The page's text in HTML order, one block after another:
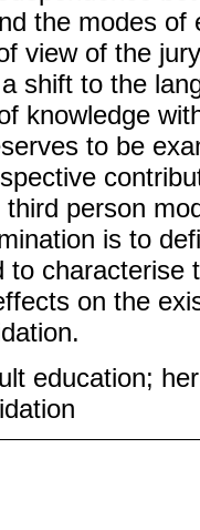
the modes of
view of the
shift to the
knowledge
to be
person
is to
to
on the
education;